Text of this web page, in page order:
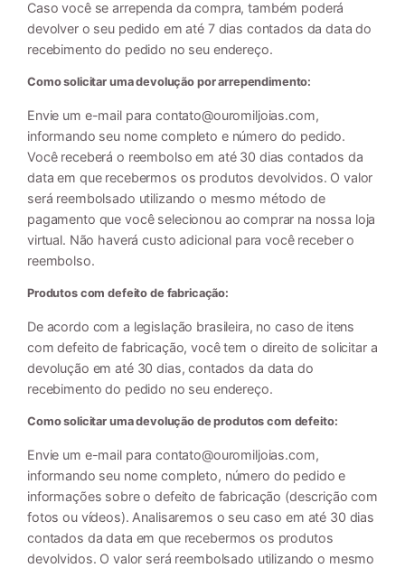
Caso você se arrependa da compra, também poderá
devolver o seu pedido em até 7 dias contados da data do
recebimento do pedido no seu endereço.
Como solicitar uma devolução por arrependimento:
Envie um e-mail para contato@ouromiljoias.com,
informando seu nome completo e número do pedido.
Você receberá o reembolso em até 30 dias contados da
data em que recebermos os produtos devolvidos. O valor
será reembolsado utilizando o mesmo método de
pagamento que você selecionou ao comprar na nossa loja
virtual. Não haverá custo adicional para você receber o
reembolso.
Produtos com defeito de fabricação:
De acordo com a legislação brasileira, no caso de itens
com defeito de fabricação, você tem o direito de solicitar a
devolução em até 30 dias, contados da data do
recebimento do pedido no seu endereço.
Como solicitar uma devolução de produtos com defeito:
Envie um e-mail para contato@ouromiljoias.com,
informando seu nome completo, número do pedido e
informações sobre o defeito de fabricação (descrição com
fotos ou vídeos). Analisaremos o seu caso em até 30 dias
contados da data em que recebermos os produtos
devolvidos. O valor será reembolsado utilizando o mesmo